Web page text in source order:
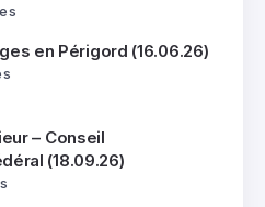
en Périgord (16.06.26)
– Conseil
(18.09.26)